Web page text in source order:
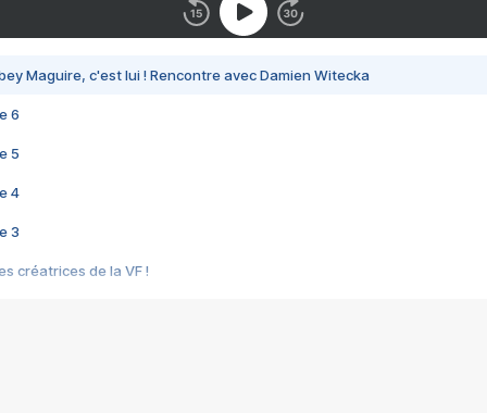
Maguire, c'est lui ! Rencontre avec Damien Witecka
6
5
4
3
créatrices de la VF !